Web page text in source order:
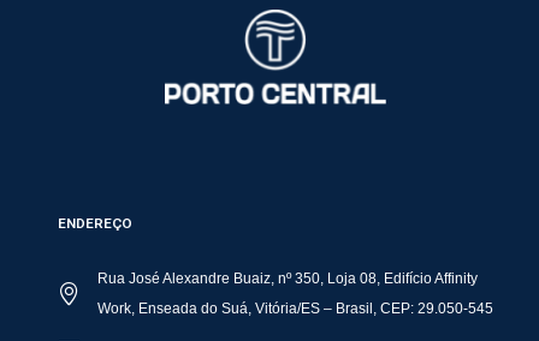
ENDEREÇO
Rua José Alexandre Buaiz, nº 350, Loja 08, Edifício Affinity
Work, Enseada do Suá, Vitória/ES – Brasil, CEP: 29.050-545